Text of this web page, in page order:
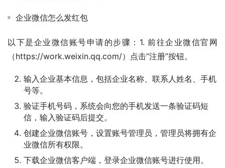
企业微信怎么发红包
以下是企业微信账号申请的步骤：1. 前往企业微信官网
（https://work.weixin.qq.com/）点击“注册”按钮。
输入企业基本信息，包括企业名称、联系人姓名、手机
号等。
验证手机号码，系统会向您的手机发送一条验证码短
信，输入验证码后提交。
创建企业微信账号，设置账号管理员，管理员将拥有企
业微信所有权限。
下载企业微信客户端，登录企业微信账号进行使用。